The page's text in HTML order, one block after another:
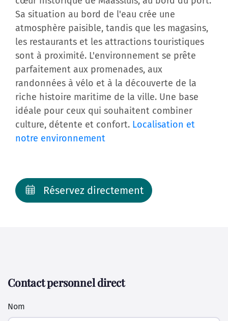
Sa situation au bord de l'eau crée une
atmosphère paisible, tandis que les magasins,
les restaurants et les attractions touristiques
sont à proximité. L'environnement se prête
parfaitement aux promenades, aux
randonnées à vélo et à la découverte de la
riche histoire maritime de la ville. Une base
idéale pour ceux qui souhaitent combiner
culture, détente et confort. Localisation et
notre environnement
Réservez directement
Contact personnel direct
Nom